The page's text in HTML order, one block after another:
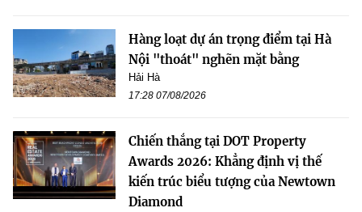
Hàng loạt dự án trọng điểm tại Hà
Nội "thoát" nghẽn mặt bằng
Hải Hà
17:28 07/08/2026
Chiến thắng tại DOT Property
Awards 2026: Khẳng định vị thế
kiến trúc biểu tượng của Newtown
Diamond